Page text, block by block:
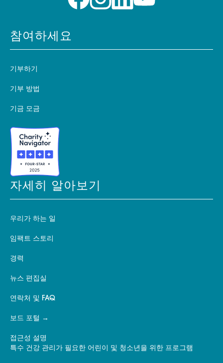
참여하세요
기부하기
기부 방법
기금 모금
자세히 알아보기
우리가 하는 일
임팩트 스토리
경력
뉴스 편집실
연락처 및 FAQ
보드 포털
접근성 설명
특수 건강 관리가 필요한 어린이 및 청소년을 위한 프로그램